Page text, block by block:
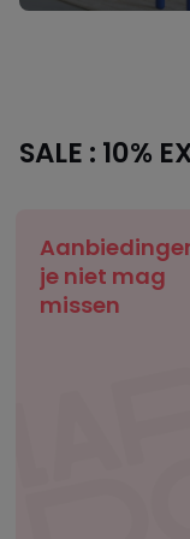
SALE : 10%
je niet mag
missen